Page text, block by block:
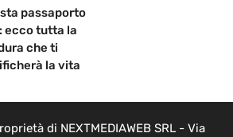
passaporto
ecco tutta la
che ti
la vita
di NEXTMEDIAWEB SRL - Via